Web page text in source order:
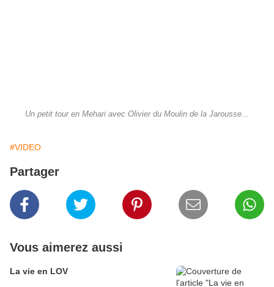
Un petit tour en Mehari avec Olivier du Moulin de la Jarousse...
#VIDEO
Partager
Vous aimerez aussi
La vie en LOV